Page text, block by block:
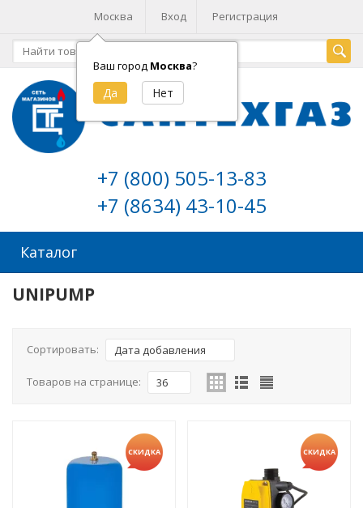
Москва
Ваш город Москва?
Вход Регистрация
+7 (800) 505-13-83
+7 (8634) 43-10-45
Каталог
UNIPUMP
Сортировать: Дата добавления
Товаров на странице: 36
СКИДКА СКИДКА